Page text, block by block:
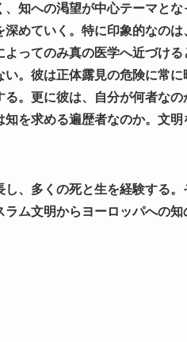
知への渇望が中心テーマと
めていく。特に印象的なの
ってのみ真の医学へ近づけ
。彼は正体露見の危険に常
。更に彼は、自分が何者な
を求める遍歴者なのか。文
、多くの死と生を経験する
ム文明からヨーロッパへの知